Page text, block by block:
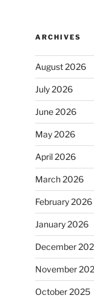
ARCHIVES
August 2026
July 2026
June 2026
May 2026
April 2026
March 2026
February 2026
January 2026
December
November
October 2025